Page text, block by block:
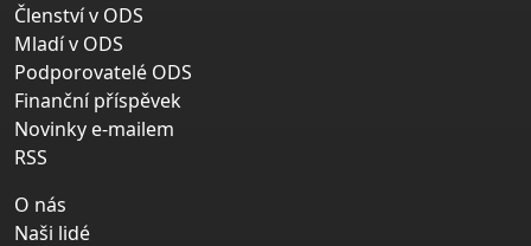
Členství v ODS
Mladí v ODS
Podporovatelé ODS
Finanční příspěvek
Novinky e-mailem
RSS
O nás
Naši lidé